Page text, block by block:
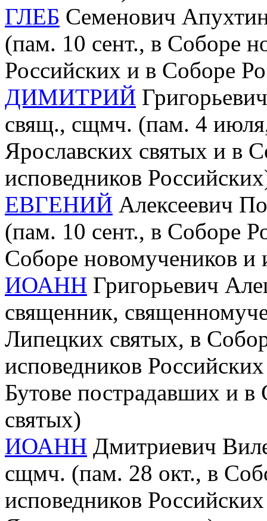
ГЛЕБ Семенович
(пам. 10 сент., в Соборе
Российских и в Соборе
ДИМИТРИЙ
свящ., сщмч. (пам. 4
Ярославских святых и в
исповедников
ЕВГЕНИЙ Алексеевич
(пам. 10 сент., в Соборе
Соборе новомучеников и
ИОАНН Григорьевич
священник,
Липецких святых, в
исповедников
Бутове пострадавших и
святых)
ИОАНН Дмитриевич
сщмч. (пам. 28 окт., в
исповедников